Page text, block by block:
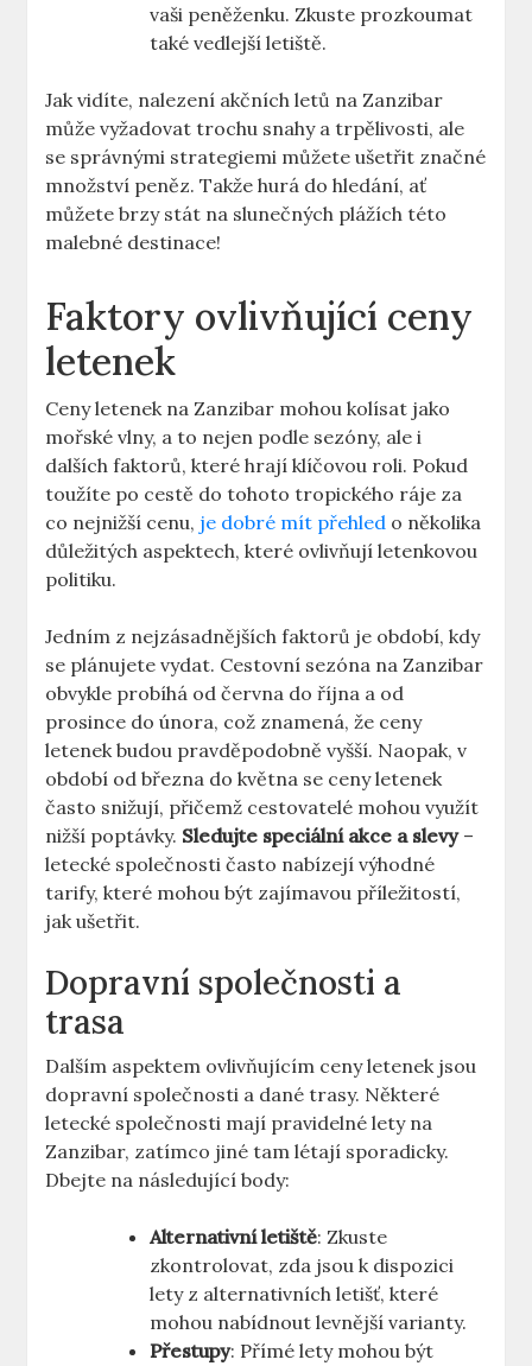
vaši peněženku. Zkuste prozkoumat
také vedlejší letiště.
Jak vidíte, nalezení akčních letů na Zanzibar
může vyžadovat trochu snahy a trpělivosti, ale
se správnými strategiemi můžete ušetřit značné
množství peněz. Takže hurá do hledání, ať
můžete brzy stát na slunečných plážích této
malebné destinace!
Faktory ovlivňující ceny
letenek
Ceny letenek na Zanzibar mohou kolísat jako
mořské vlny, a to nejen podle sezóny, ale i
dalších faktorů, které hrají klíčovou roli. Pokud
toužíte po cestě do tohoto tropického ráje za
co nejnižší cenu, je dobré mít přehled o několika
důležitých aspektech, které ovlivňují letenkovou
politiku.
Jedním z nejzásadnějších faktorů je období, kdy
se plánujete vydat. Cestovní sezóna na Zanzibar
obvykle probíhá od června do října a od
prosince do února, což znamená, že ceny
letenek budou pravděpodobně vyšší. Naopak, v
období od března do května se ceny letenek
často snižují, přičemž cestovatelé mohou využít
nižší poptávky. Sledujte speciální akce a slevy–
letecké společnosti často nabízejí výhodné
tarify, které mohou být zajímavou příležitostí,
jak ušetřit.
Dopravní společnosti a
trasa
Dalším aspektem ovlivňujícím ceny letenek jsou
dopravní společnosti a dané trasy. Některé
letecké společnosti mají pravidelné lety na
Zanzibar, zatímco jiné tam létají sporadicky.
Dbejte na následující body:
Alternativní letiště: Zkuste
zkontrolovat, zda jsou k dispozici
lety z alternativních letišť, které
mohou nabídnout levnější varianty.
Přestupy: Přímé lety mohou být